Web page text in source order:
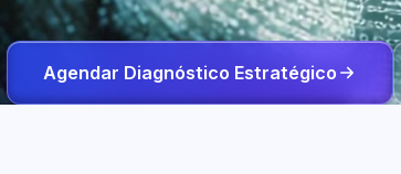
Agendar Diagnóstico Estratégico